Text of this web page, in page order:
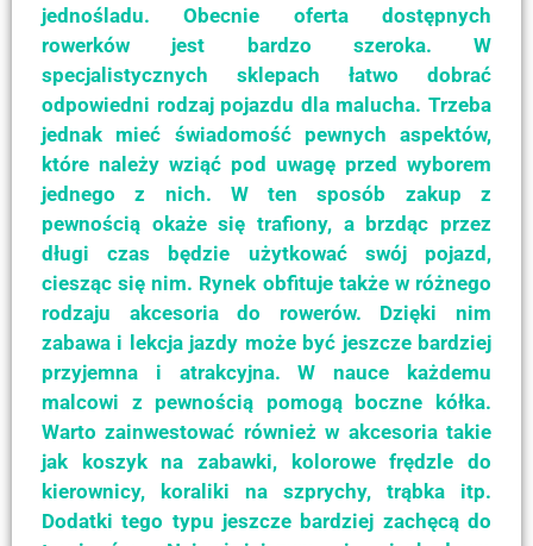
jednośladu. Obecnie oferta dostępnych
rowerków jest bardzo szeroka. W
specjalistycznych sklepach łatwo dobrać
odpowiedni rodzaj pojazdu dla malucha. Trzeba
jednak mieć świadomość pewnych aspektów,
które należy wziąć pod uwagę przed wyborem
jednego z nich. W ten sposób zakup z
pewnością okaże się trafiony, a brzdąc przez
długi czas będzie użytkować swój pojazd,
ciesząc się nim. Rynek obfituje także w różnego
rodzaju akcesoria do rowerów. Dzięki nim
zabawa i lekcja jazdy może być jeszcze bardziej
przyjemna i atrakcyjna. W nauce każdemu
malcowi z pewnością pomogą boczne kółka.
Warto zainwestować również w akcesoria takie
jak koszyk na zabawki, kolorowe frędzle do
kierownicy, koraliki na szprychy, trąbka itp.
Dodatki tego typu jeszcze bardziej zachęcą do